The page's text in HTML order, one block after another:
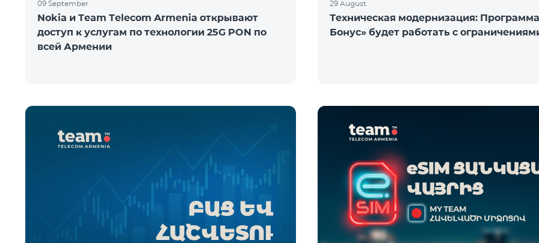
09 September
Nokia и Team Telecom Armenia открывают
доступ к услугам по технологии 25G PON по
всей Армении
29 August
Техническая модернизация:
Бонус» будет работать с